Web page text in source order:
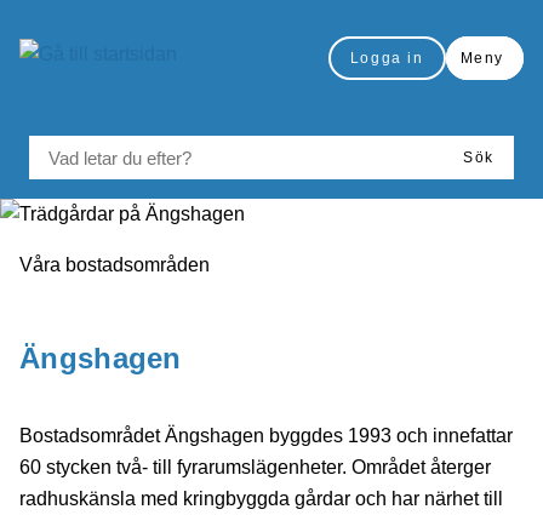
Logga in Meny
Sök
Du är här:
Våra bostadsområden
Ängshagen
Bostadsområdet Ängshagen byggdes 1993 och innefattar
60 stycken två- till fyrarumslägenheter. Området återger
radhuskänsla med kringbyggda gårdar och har närhet till